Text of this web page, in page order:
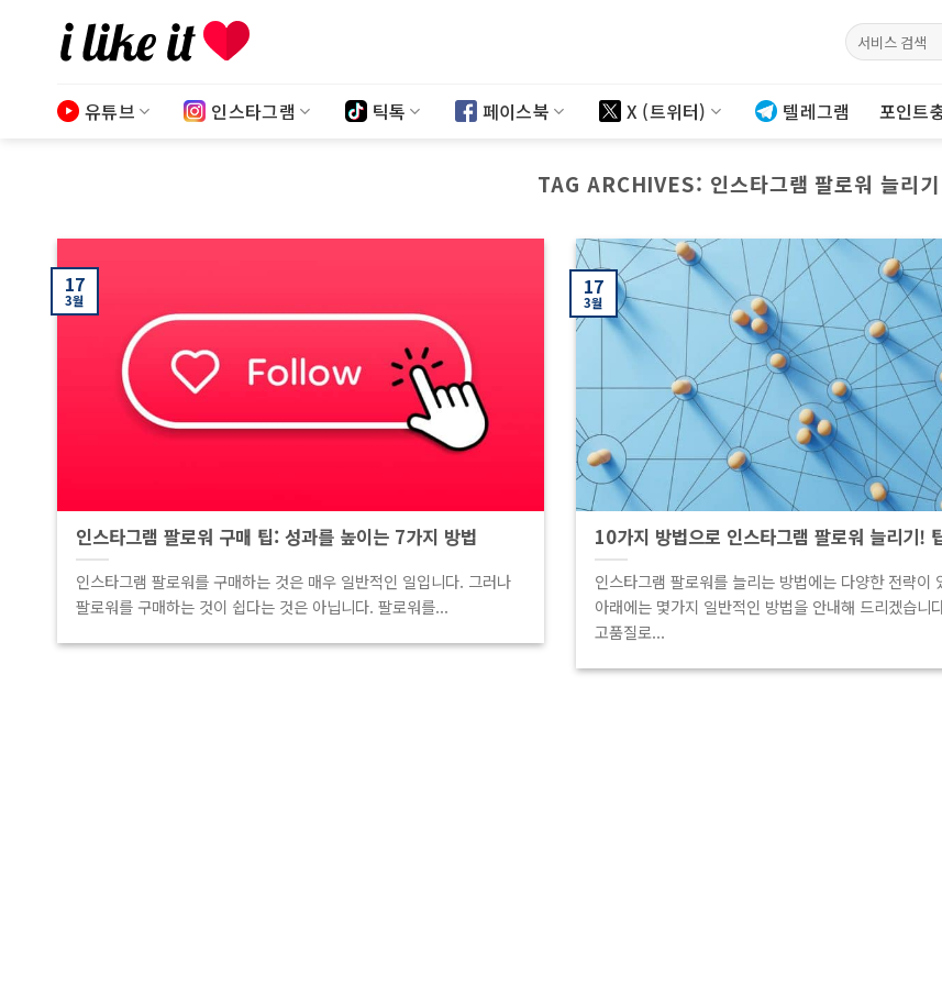
content
검색:
유튜브 인스타그램 틱톡 페이스북 X (트위터) 텔레그램 포인트
TAG ARCHIVES: 인스타그램 팔로워 늘리기
인스타그램 팔로워 구매 팁: 성과를 높이는 7가지 방법
인스타그램 팔로워를 구매하는 것은 매우 일반적인 일입니다. 그러나
팔로워를 구매하는 것이 쉽다는 것은 아닙니다. 팔로워를...
17
3월
10가지 방법으로 인스타그램 팔로워 늘리기!
인스타그램 팔로워를 늘리는 방법에는 다양한 전략이
아래에는 몇가지 일반적인 방법을 안내해 드리겠습니
고품질로...
17
3월